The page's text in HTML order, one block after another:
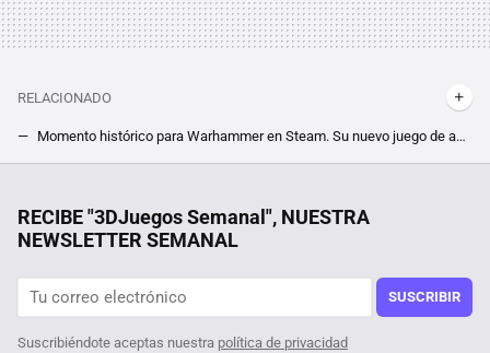
RELACIONADO
Momento histórico para Warhammer en Steam. Su nuevo juego de acción, Space Marine 2, se convierte en el título con más jugadores de la saga
Por sólo 6 euros en Steam, te puedes hacer con el mejor juego de estrategia de la saga Anno, pero date prisa que este mínimo histórico terminará pronto
RECIBE "3DJuegos Semanal", NUESTRA
NEWSLETTER SEMANAL
SUSCRIBIR
Suscribiéndote aceptas nuestra política de privacidad